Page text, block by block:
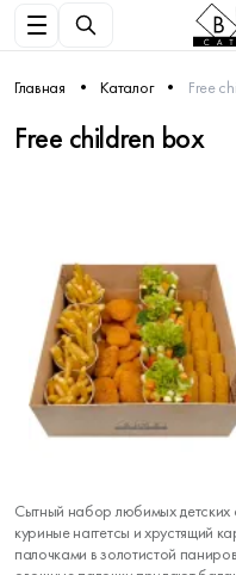
Главная Каталог Free
Free children box
Сытный набор любимых
куриные наггетсы и хрустящий
палочками в золотистой